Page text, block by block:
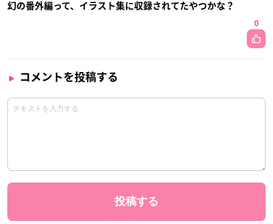
幻の番外編って、イラスト集に収録されてたやつかな？
0
コメントを投稿する